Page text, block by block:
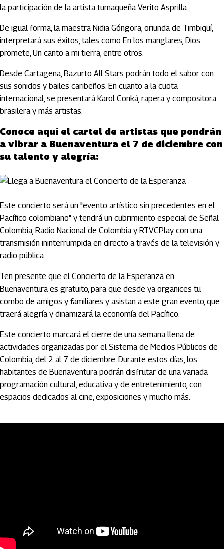
la participación de la artista tumaqueña Verito Asprilla.
De igual forma, la maestra Nidia Góngora, oriunda de Timbiquí,
interpretará sus éxitos, tales como En los manglares, Dios
promete, Un canto a mi tierra, entre otros.
Desde Cartagena, Bazurto All Stars podrán todo el sabor con
sus sonidos y bailes caribeños. En cuanto a la cuota
internacional, se presentará Karol Conká, rapera y compositora
brasilera y más artistas.
Conoce aquí el cartel de artistas que pondrán
a vibrar a Buenaventura el 7 de diciembre con
su talento y alegría:
Este concierto será un "evento artístico sin precedentes en el
Pacífico colombiano" y tendrá un cubrimiento especial de Señal
Colombia, Radio Nacional de Colombia y RTVCPlay con una
transmisión ininterrumpida en directo a través de la televisión y
radio pública.
Ten presente que el Concierto de la Esperanza en
Buenaventura es gratuito, para que desde ya organices tu
combo de amigos y familiares y asistan a este gran evento, que
traerá alegría y dinamizará la economía del Pacífico.
Este concierto marcará el cierre de una semana llena de
actividades organizadas por el Sistema de Medios Públicos de
Colombia, del 2 al 7 de diciembre. Durante estos días, los
habitantes de Buenaventura podrán disfrutar de una variada
programación cultural, educativa y de entretenimiento, con
espacios dedicados al cine, exposiciones y mucho más.
Artículos Player